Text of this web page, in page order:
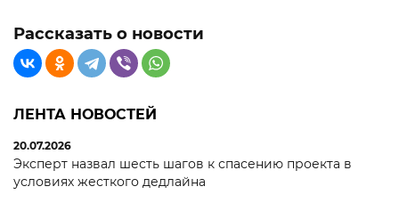
Рассказать о новости
ЛЕНТА НОВОСТЕЙ
20.07.2026
Эксперт назвал шесть шагов к спасению проекта в
условиях жесткого дедлайна